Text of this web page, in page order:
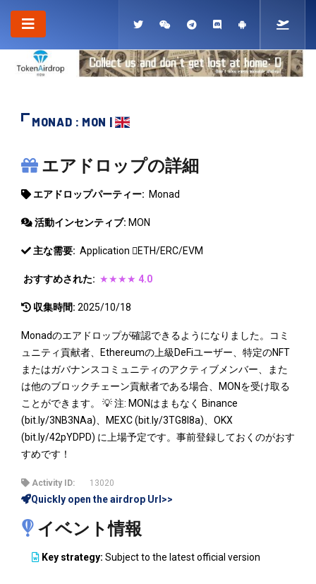
MONAD : MON |
MONAD
エアドロップの詳細
エアドロップパーティー: Monad
活動インセンティブ: MON
主な需要: Application ETH/ERC/EVM
おすすめされた: ★★★★ 4.0
収集時間: 2025/10/18
Monadのエアドロップが確認できるようになりました。コミ
ュニティ貢献者、Ethereumの上級DeFiユーザー、特定のNFT
またはガバナンスコミュニティのアクティブメンバー、また
は他のブロックチェーン貢献者である場合、MONを受け取る
ことができます。 💡 注: MONはまもなく Binance
(bit.ly/3NB3NAa)、MEXC (bit.ly/3TG8I8a)、OKX
(bit.ly/42pYDPD) に上場予定です。事前登録しておくのがおす
すめです！
Activity ID: 13020
Quickly open the airdrop Url>>
イベント情報
Key strategy: Subject to the latest official version